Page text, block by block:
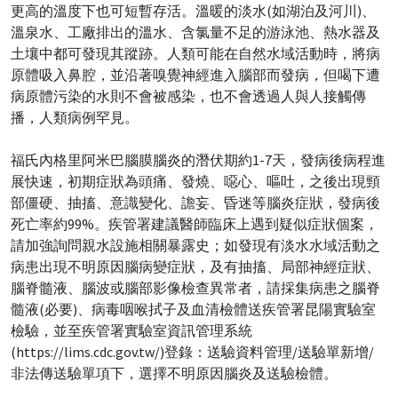
更高的溫度下也可短暫存活。溫暖的淡水(如湖泊及河川)、
溫泉水、工廠排出的溫水、含氯量不足的游泳池、熱水器及
土壤中都可發現其蹤跡。人類可能在自然水域活動時，將病
原體吸入鼻腔，並沿著嗅覺神經進入腦部而發病，但喝下遭
病原體污染的水則不會被感染，也不會透過人與人接觸傳
播，人類病例罕見。
福氏內格里阿米巴腦膜腦炎的潛伏期約1-7天，發病後病程進
展快速，初期症狀為頭痛、發燒、噁心、嘔吐，之後出現頸
部僵硬、抽搐、意識變化、譫妄、昏迷等腦炎症狀，發病後
死亡率約99%。疾管署建議醫師臨床上遇到疑似症狀個案，
請加強詢問親水設施相關暴露史；如發現有淡水水域活動之
病患出現不明原因腦病變症狀，及有抽搐、局部神經症狀、
腦脊髓液、腦波或腦部影像檢查異常者，請採集病患之腦脊
髓液(必要)、病毒咽喉拭子及血清檢體送疾管署昆陽實驗室
檢驗，並至疾管署實驗室資訊管理系統
(https://lims.cdc.gov.tw/)登錄：送驗資料管理/送驗單新增/
非法傳送驗單項下，選擇不明原因腦炎及送驗檢體。